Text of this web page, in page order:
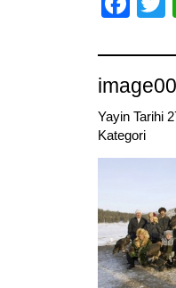
Yayin Tarihi
Kategori